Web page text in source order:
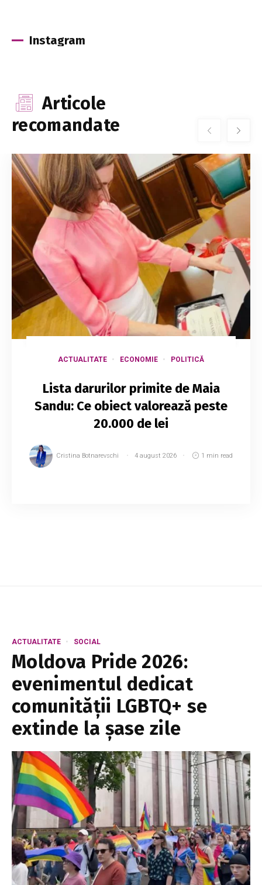
Instagram
Articole
recomandate
ACTUALITATE ECONOMIE POLITICĂ
Lista darurilor primite de Maia
Sandu: Ce obiect valorează peste
20.000 de lei
Cristina Botnarevschi 4 august 2026 1 min read
ACTUALITATE SOCIAL
Moldova Pride 2026:
evenimentul dedicat
comunității LGBTQ+ se
extinde la șase zile